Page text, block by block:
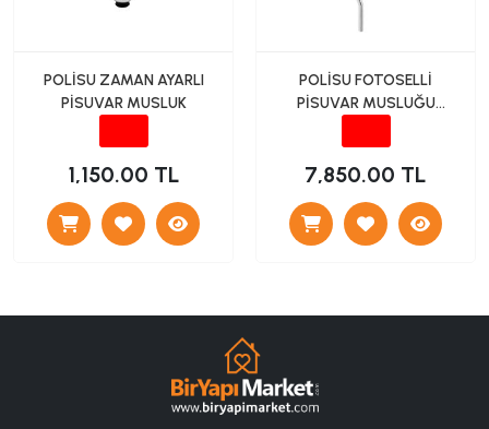
POLİSU ZAMAN AYARLI
PİSUVAR MUSLUK
1,150.00 TL
POLİSU FOTOSELLİ
PİSUVAR MUSLUĞU
7,850.00 TL